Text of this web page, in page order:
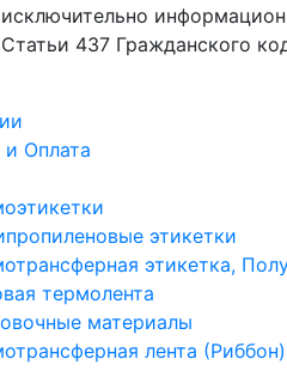
исключительно
Статьи 437 Гражданского
Оплата
этикетки
этикетка,
термолента
материалы
лента (Риббон)